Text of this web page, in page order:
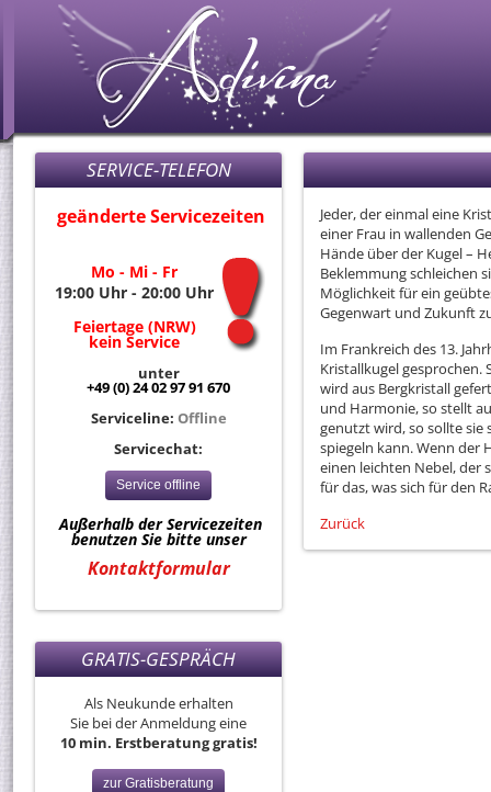
SERVICE-TELEFON
geänderte Servicezeiten
Mo - Mi - Fr
19:00 Uhr - 20:00 Uhr
Feiertage (NRW)
kein Service
unter
+49 (0) 24 02 97 91 670
Serviceline: Offline
Servicechat:
Service offline
Außerhalb der Servicezeiten
benutzen Sie bitte unser
Kontaktformular
GRATIS-GESPRÄCH
Als Neukunde erhalten
Sie bei der Anmeldung eine
10 min. Erstberatung gratis!
zur Gratisberatung
Jeder, der einmal eine
einer Frau in wallenden
Hände über der Kugel –
Beklemmung schleichen
Möglichkeit für ein
Gegenwart und Zukunft
Im Frankreich des 13.
Kristallkugel gesprochen.
wird aus Bergkristall
und Harmonie, so stellt
genutzt wird, so sollte sie
spiegeln kann. Wenn der
einen leichten Nebel, der
für das, was sich für den
Zurück